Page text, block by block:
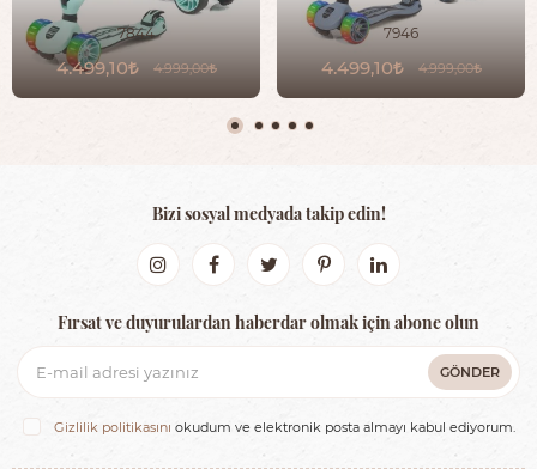
7844
4.499,10 4.999,00
7946
4.499,10 4.999,00
Bizi sosyal medyada takip edin!
Fırsat ve duyurulardan haberdar olmak için abone olun
GÖNDER
Gizlilik politikasını okudum ve elektronik posta almayı kabul ediyorum.